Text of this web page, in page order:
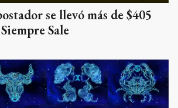
se llevó más de $405
Sale